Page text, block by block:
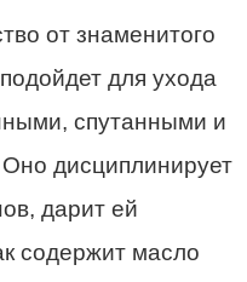
от знаменитого
для ухода
спутанными и
дисциплинирует
дарит ей
содержит масло